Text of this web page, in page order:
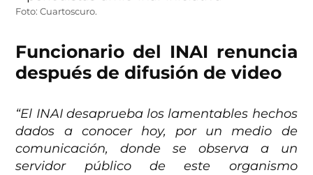
Foto: Cuartoscuro.
Funcionario del INAI renuncia
después de difusión de video
“El INAI desaprueba los lamentables hechos
dados a conocer hoy, por un medio de
comunicación, donde se observa a un
servidor público de este organismo